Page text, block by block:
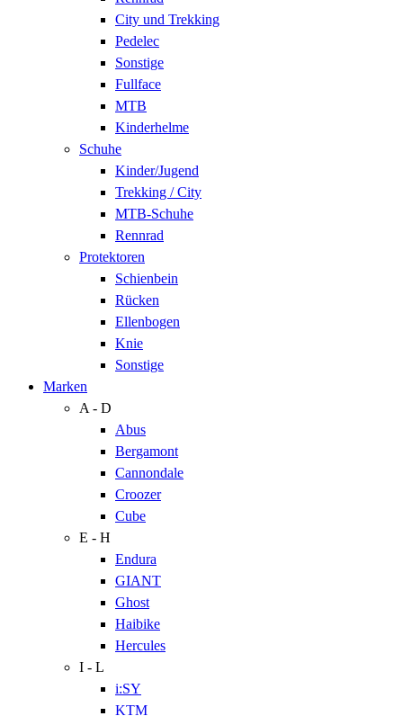
City und Trekking
Pedelec
Sonstige
Fullface
MTB
Kinderhelme
Schuhe
Kinder/Jugend
Trekking / City
MTB-Schuhe
Rennrad
Protektoren
Schienbein
Rücken
Ellenbogen
Knie
Sonstige
Marken
A - D
Abus
Bergamont
Cannondale
Croozer
Cube
E - H
Endura
GIANT
Ghost
Haibike
Hercules
I - L
i:SY
KTM